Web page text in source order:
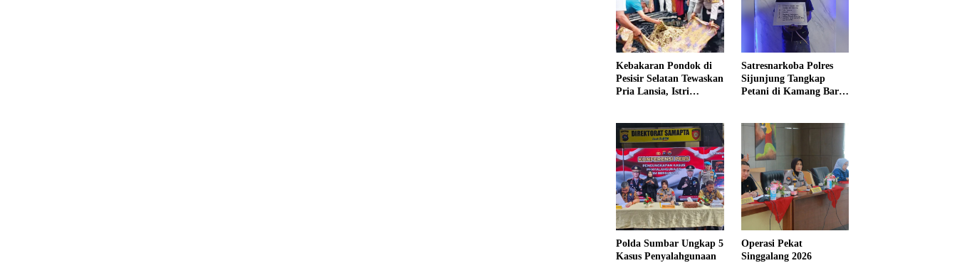
Kebakaran Pondok di
Pesisir Selatan Tewaskan
Pria Lansia, Istri
Satresnarkoba Polres
Sijunjung Tangkap
Petani di Kamang Baru,
Polda Sumbar Ungkap 5
Kasus Penyalahgunaan
Operasi Pekat
Singgalang 2026